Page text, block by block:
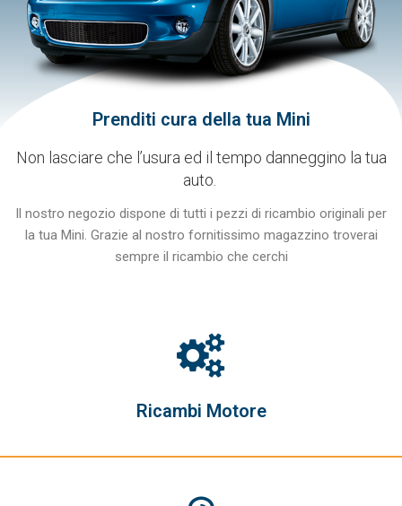
Prenditi cura della tua Mini
Non lasciare che l’usura ed il tempo danneggino la tua
auto.
Il nostro negozio dispone di tutti i pezzi di ricambio originali per
la tua Mini. Grazie al nostro fornitissimo magazzino troverai
sempre il ricambio che cerchi
Ricambi Motore